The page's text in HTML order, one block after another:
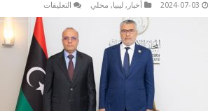
2024-07-03 أخبار , ليبيا, محلي التعليقات
يبحث
مع
اللافي
آلية
الوصول
إلى
قوانين
انتخابية
توافقية
مغلقة